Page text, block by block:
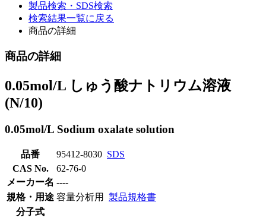
製品検索・SDS検索
検索結果一覧に戻る
商品の詳細
商品の詳細
0.05mol/L しゅう酸ナトリウム溶液
(N/10)
0.05mol/L Sodium oxalate solution
品番 95412-8030 SDS
CAS No.
62-76-0
メーカー名 ----
規格・用途 容量分析用 製品規格書
分子式